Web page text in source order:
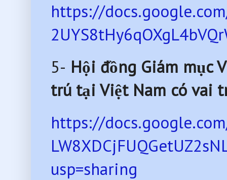
https://
5- Hội đồng Giám mục
trú tại Việt Nam có vai
https://
usp=sharing